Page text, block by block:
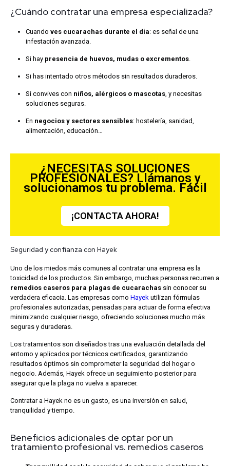
¿Cuándo contratar una empresa especializada?
Cuando ves cucarachas durante el día: es señal de una
infestación avanzada.
Si hay presencia de huevos, mudas o excrementos
Si has intentado otros métodos sin resultados duraderos.
Si convives con niños, alérgicos o mascotas , y necesitas
soluciones seguras.
En negocios y sectores sensibles: hostelería, sanidad,
alimentación, educación…
¿NECESITAS SOLUCIONES
PROFESIONALES? Llámanos y
solucionamos tu problema. Fácil
¡CONTACTA AHORA!
Seguridad y confianza con Hayek
Uno de los miedos más comunes al contratar una empresa es la
toxicidad de los productos. Sin embargo, muchas personas recurren a
remedios caseros para plagas de cucarachas sin conocer su
verdadera eficacia. Las empresas como Hayek utilizan fórmulas
profesionales autorizadas, pensadas para actuar de forma efectiva
minimizando cualquier riesgo, ofreciendo soluciones mucho más
seguras y duraderas.
Los tratamientos son diseñados tras una evaluación detallada del
entorno y aplicados por técnicos certificados, garantizando
resultados óptimos sin comprometer la seguridad del hogar o
negocio. Además, Hayek ofrece un seguimiento posterior para
asegurar que la plaga no vuelva a aparecer.
Contratar a Hayek no es un gasto, es una inversión en salud,
tranquilidad y tiempo.
Beneficios adicionales de optar por un
tratamiento profesional vs. remedios caseros